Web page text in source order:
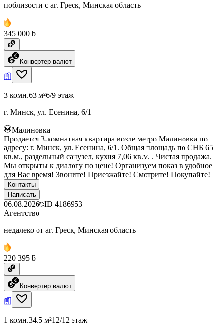
поблизости с аг. Греск, Минская область
345 000 ƃ
Конвертер валют
3 комн.63 м²6/9 этаж
г. Минск, ул. Есенина, 6/1
Малиновка
Продается 3-комнатная квартира возле метро Малиновка по
адресу: г. Минск, ул. Есенина, 6/1. Общая площадь по СНБ 65
кв.м., раздельный санузел, кухня 7,06 кв.м. . Чистая продажа.
Мы открыты к диалогу по цене! Организуем показ в удобное
для Вас время! Звоните! Приезжайте! Смотрите! Покупайте!
Контакты
Написать
06.08.2026 ID 4186953
Агентство
недалеко от аг. Греск, Минская область
220 395 ƃ
Конвертер валют
1 комн.34.5 м²12/12 этаж